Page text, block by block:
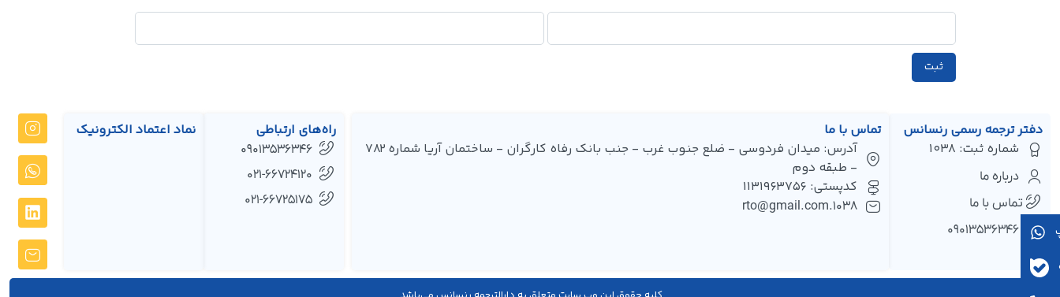
دفتر ترجمه رسمی رنسانس
شماره ثبت: 1038
درباره ما
تماس با ما
۰۹۰۱۳۵۳۶۳۴۶
تماس با ما
آدرس: میدان فردوسی - ضلع جنوب غرب - جنب بانک رفاه کارگران - ساختمان آریا شماره 782
- طبقه دوم
کدپستی: 1131963756
1038.rto@gmail.com
راه‌های ارتباطی
09013536346
021-66724120
021-66725175
نماد اعتماد الکترونیک